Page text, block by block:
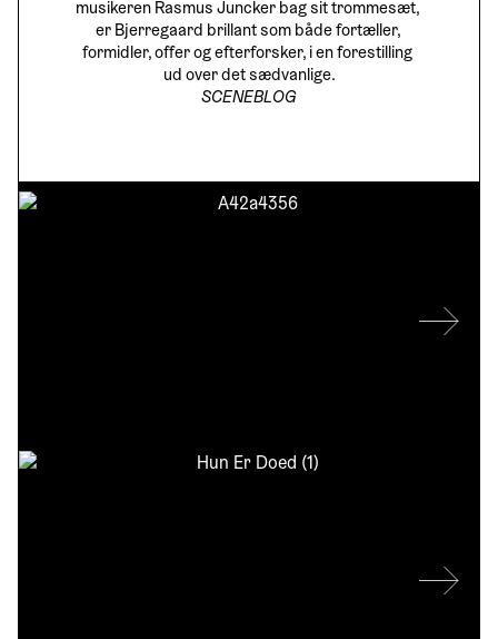
musikeren Rasmus Juncker bag sit trommesæt,
er Bjerregaard brillant som både fortæller,
formidler, offer og efterforsker, i en forestilling
ud over det sædvanlige.
SCENEBLOG